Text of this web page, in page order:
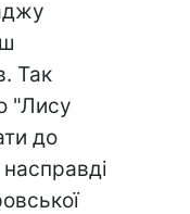
Так
"Лису
до
насправді